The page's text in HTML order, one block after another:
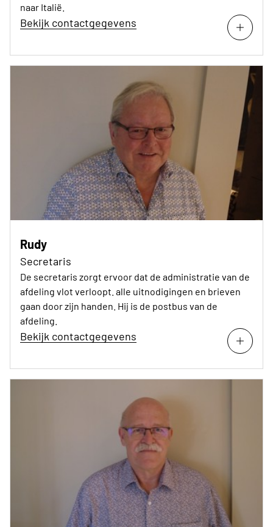
naar Italië.
Bekijk contactgegevens
Rudy
Secretaris
De secretaris zorgt ervoor dat de administratie van de
afdeling vlot verloopt. alle uitnodigingen en brieven
gaan door zijn handen. Hij is de postbus van de
afdeling.
Bekijk contactgegevens